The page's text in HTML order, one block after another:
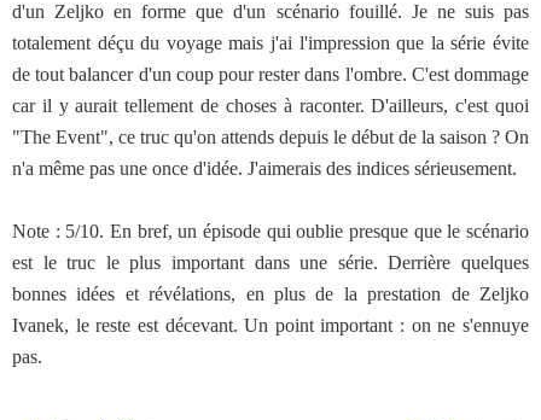
d'un Zeljko en forme que d'un scénario fouillé. Je ne suis pas
totalement déçu du voyage mais j'ai l'impression que la série évite
de tout balancer d'un coup pour rester dans l'ombre. C'est dommage
car il y aurait tellement de choses à raconter. D'ailleurs, c'est quoi
"The Event", ce truc qu'on attends depuis le début de la saison ? On
n'a même pas une once d'idée. J'aimerais des indices sérieusement.
Note : 5/10. En bref, un épisode qui oublie presque que le scénario
est le truc le plus important dans une série. Derrière quelques
bonnes idées et révélations, en plus de la prestation de Zeljko
Ivanek, le reste est décevant. Un point important : on ne s'ennuye
pas.